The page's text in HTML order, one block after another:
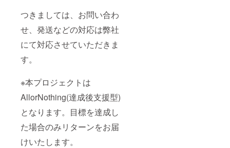
つきましては、お問い合わ
せ、発送などの対応は弊社
にて対応させていただきま
す。
※本プロジェクトは
AllorNothing(達成後支援型)
となります。目標を達成し
た場合のみリターンをお届
けいたします。